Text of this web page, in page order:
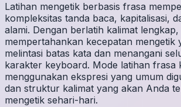
Latihan mengetik berbasis frasa
kompleksitas tanda baca, kapitalisasi,
alami. Dengan berlatih kalimat
mempertahankan kecepatan mengetik
melintasi batas kata dan menangani
karakter keyboard. Mode latihan frasa
menggunakan ekspresi yang umum
dan struktur kalimat yang akan Anda
mengetik sehari-hari.